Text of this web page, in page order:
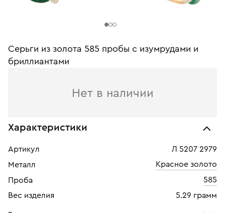
Серьги из золота 585 пробы c изумрудами и
бриллиантами
Нет в наличии
Характеристики
Артикул
Л 5207 2979
Металл
Красное золото
Проба
585
Вес изделия
5.29 грамм